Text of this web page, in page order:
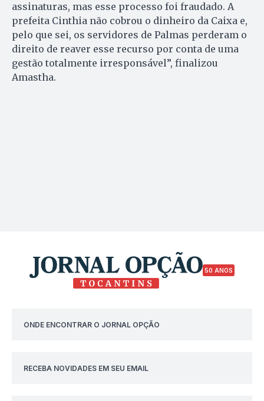
assinaturas, mas esse processo foi fraudado. A
prefeita Cinthia não cobrou o dinheiro da Caixa e,
pelo que sei, os servidores de Palmas perderam o
direito de reaver esse recurso por conta de uma
gestão totalmente irresponsável”, finalizou
Amastha.
50 ANOS
ONDE ENCONTRAR O JORNAL OPÇÃO
RECEBA NOVIDADES EM SEU EMAIL